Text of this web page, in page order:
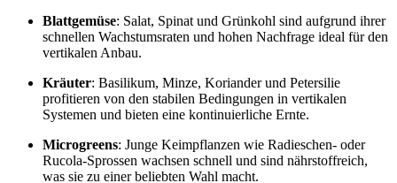
Blattgemüse: Salat, Spinat und Grünkohl sind aufgrund ihrer
schnellen Wachstumsraten und hohen Nachfrage ideal für den
vertikalen Anbau.
Kräuter: Basilikum, Minze, Koriander und Petersilie
profitieren von den stabilen Bedingungen in vertikalen
Systemen und bieten eine kontinuierliche Ernte.
Microgreens: Junge Keimpflanzen wie Radieschen- oder
Rucola-Sprossen wachsen schnell und sind nährstoffreich,
was sie zu einer beliebten Wahl macht.